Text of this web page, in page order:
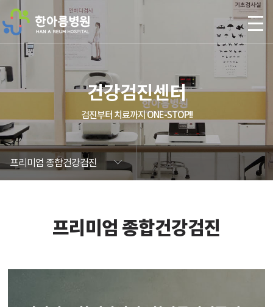
건강검진센터
검진부터 치료까지 ONE-STOP!!
프리미엄 종합건강검진
프리미엄 종합건강검진